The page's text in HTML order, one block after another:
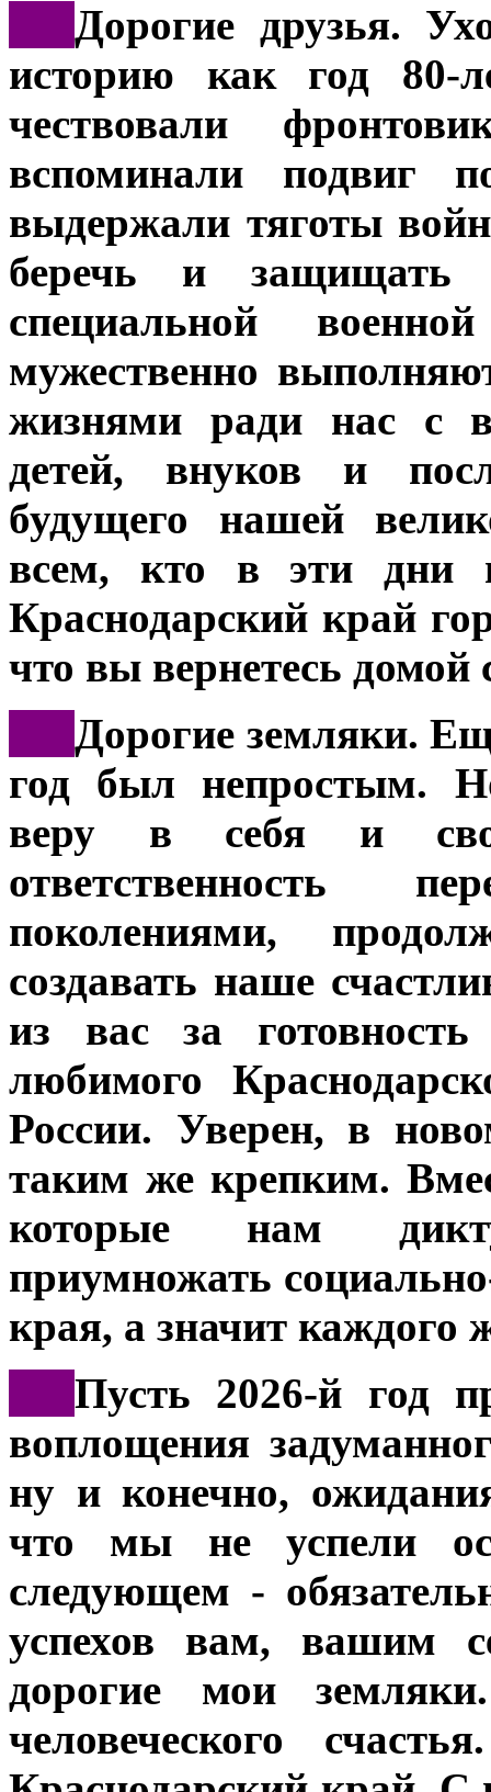
Дорогие друзья.
историю как год
чествовали
вспоминали подвиг
выдержали тяготы
беречь и
специальной
мужественно
жизнями ради нас с
детей, внуков и
будущего нашей
всем, кто в эти дни
Краснодарский край
что вы вернетесь домой
Дорогие земляки.
год был непростым.
веру в себя и
ответственность
поколениями,
создавать наше
из вас за
любимого
России. Уверен, в
таким же крепким.
которые нам
приумножать
края, а значит каждого
Пусть 2026-й год
воплощения
ну и конечно,
что мы не успели
следующем -
успехов вам, вашим
дорогие мои
человеческого